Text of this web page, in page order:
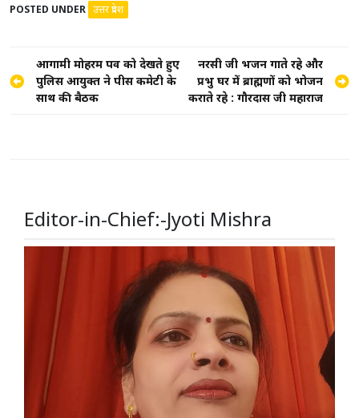
POSTED UNDER उत्तर प्रदेश
Post
navigation
आगामी मोहर्रम पर्व को देखते हुए
पुलिस आयुक्त ने पीस कमेटी के
साथ की बैठक
नरसी जी भजन गाते रहे और
प्रभु घर में ब्राह्मणों को भोजन
कराते रहे : गौरदास जी महाराज
Editor-in-Chief:-Jyoti Mishra